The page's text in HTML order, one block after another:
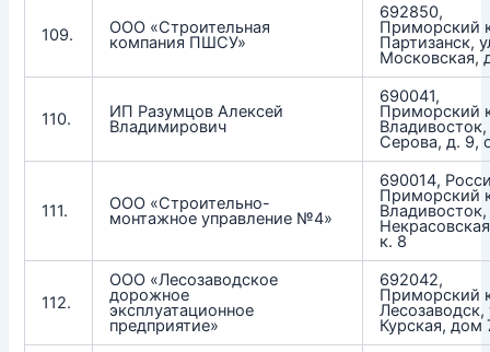
109. ООО «Строительная
компания ПШСУ»
692850,
Приморский
Партизанск,
Московская,
110. ИП Разумцов Алексей
Владимирович
690041,
Приморский
Владивосток,
Серова, д. 9,
111. ООО «Строительно-
монтажное управление №4»
690014,
Приморский
Владивосток,
к. 8
112.
ООО «Лесозаводское
дорожное
эксплуатационное
предприятие»
692042,
Приморский
Лесозаводск,
Курская, дом